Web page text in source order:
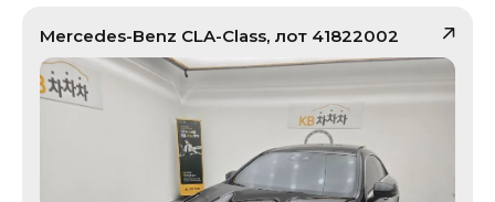
Mercedes-Benz CLA-Class, лот 41822002